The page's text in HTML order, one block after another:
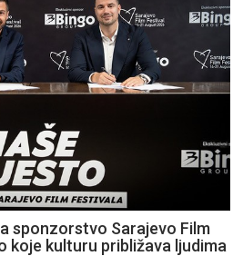
sponzorstvo Sarajevo Film
koje kulturu približava ljudima